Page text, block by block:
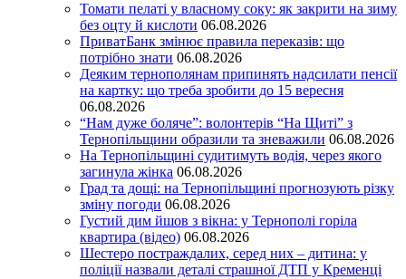
Томати пелаті у власному соку: як закрити на зиму
без оцту й кислоти 06.08.2026
ПриватБанк змінює правила переказів: що
потрібно знати 06.08.2026
Деяким тернополянам припинять надсилати пенсії
на картку: що треба зробити до 15 вересня
06.08.2026
“Нам дуже боляче”: волонтерів “На Щиті” з
Тернопільщини образили та зневажили 06.08.2026
На Тернопільщині судитимуть водія, через якого
загинула жінка 06.08.2026
Град та дощі: на Тернопільщині прогнозують різку
зміну погоди 06.08.2026
Густий дим йшов з вікна: у Тернополі горіла
квартира (відео) 06.08.2026
Шестеро постраждалих, серед них – дитина: у
поліції назвали деталі страшної ДТП у Кременці